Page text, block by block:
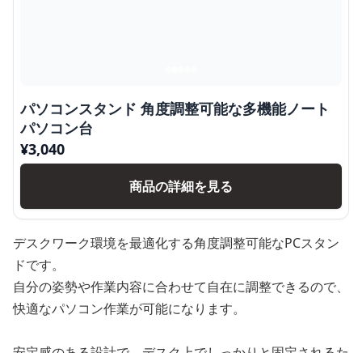
パソコンスタンド 角度調整可能な多機能ノート
パソコン台
¥3,040
商品の詳細を見る
デスクワーク環境を最適化する角度調整可能なPCスタン
ドです。
自分の姿勢や作業内容に合わせて自在に調整できるので、
快適なパソコン作業が可能になります。